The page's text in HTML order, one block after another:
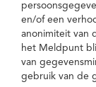
en/of een
anonimiteit van
het Meldpunt
van
gebruik van de